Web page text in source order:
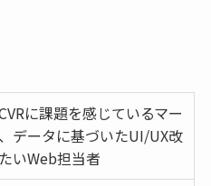
に課題を感じているマー
データに基づいたUI/UX改
いWeb担当者